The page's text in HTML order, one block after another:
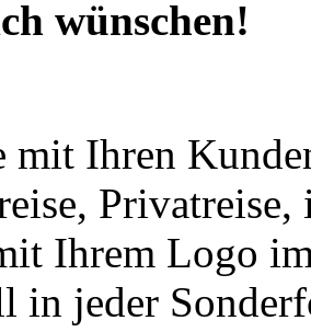
wünschen!
mit Ihren
Ihrem Logo
in jeder